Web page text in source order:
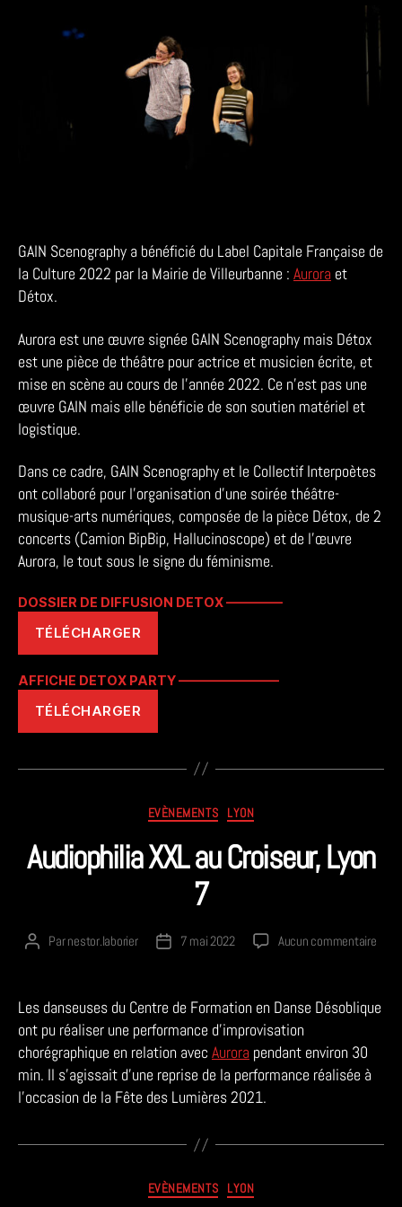
GAIN Scenography a bénéficié du Label Capitale Française de
la Culture 2022 par la Mairie de Villeurbanne : Aurora et
Détox.
Aurora est une œuvre signée GAIN Scenography mais Détox
est une pièce de théâtre pour actrice et musicien écrite, et
mise en scène au cours de l’année 2022. Ce n’est pas une
œuvre GAIN mais elle bénéficie de son soutien matériel et
logistique.
Dans ce cadre, GAIN Scenography et le Collectif Interpoètes
ont collaboré pour l’organisation d’une soirée théâtre-
musique-arts numériques, composée de la pièce Détox, de 2
concerts (Camion BipBip, Hallucinoscope) et de l’œuvre
Aurora, le tout sous le signe du féminisme.
DOSSIER DE DIFFUSION DETOX ————–
TÉLÉCHARGER
AFFICHE DETOX PARTY ————————
TÉLÉCHARGER
Catégories
EVÈNEMENTS LYON
Audiophilia XXL au Croiseur, Lyon
7
Auteur
Parnestor.laborier
Date7 mai 2022 Aucun commentairesur
Les danseuses du Centre de Formation en Danse Désoblique
ont pu réaliser une performance d’improvisation
chorégraphique en relation avec Aurora pendant environ 30
min. Il s’agissait d’une reprise de la performance réalisée à
l’occasion de la Fête des Lumières 2021.
Catégories
EVÈNEMENTS LYON